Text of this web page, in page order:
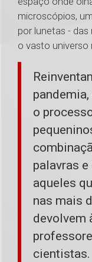
microscópios,
por lunetas - das
o vasto universo
o
palavras
aqueles
nas mais
devolvem
cientistas.